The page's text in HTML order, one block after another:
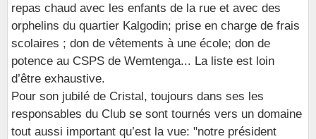
repas chaud avec les enfants de la rue et avec des
orphelins du quartier Kalgodin; prise en charge de frais
scolaires ; don de vêtements à une école; don de
potence au CSPS de Wemtenga... La liste est loin
d’être exhaustive.
Pour son jubilé de Cristal, toujours dans ses les
responsables du Club se sont tournés vers un domaine
tout aussi important qu’est la vue: "notre président